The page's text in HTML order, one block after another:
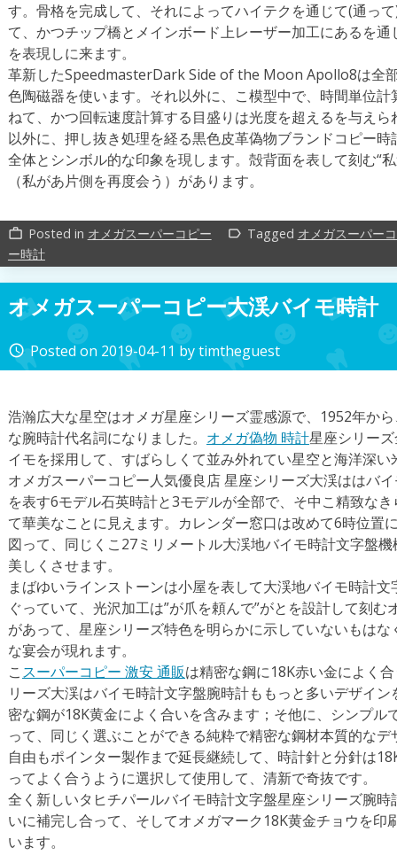
す。骨格を完成して、それによってハイテクを通じて(通っ
て、かつチップ橋とメインボード上レーザー加工にあるを
を表現しに来ます。
革新したSpeedmasterDark Side of the Moon Apollo8は全
色陶磁器を使います。それ以外に、こ模型中で、時間単位
ねて、かつ回転速度計算する目盛りは光度を超えるを与え
以外に、押し抜き処理を経る黒色皮革偽物ブランドコピー
全体とシンボル的な印象を現します。殻背面を表して刻む“
（私があ片側を再度会う）があります。
work_outline Posted in オメガスーパーコピー label_outline Tagged オメガスーパー
ー時計
オメガスーパーコピー大渓バイモ時計
access_time Posted on 2019-04-11 bytimtheguest
浩瀚広大な星空はオメガ星座シリーズ霊感源で、1952年か
な腕時計代名詞になりました。 オメガ偽物 時計星座シリー
イモを採用して、すばらしくて並み外れてい星空と海洋深い
オメガスーパーコピー人気優良店 星座シリーズ大渓ははバ
を表す6モデル石英時計と3モデルが全部で、そ中こ精致な
て華美なことに見えます。カレンダー窓口は改めて6時位置
図って、同じくこ27ミリメートル大渓地バイモ時計文字盤
美しくさせます。
まばゆいラインストーンは小屋を表して大渓地バイモ時計
ぐっていて、光沢加工は”が爪を頼んで”がとを設計して刻
があって、星座シリーズ特色を明らかに示していないもは
な宴会が現れます。
こスーパーコピー 激安 通販は精密な鋼に18K赤い金によく
リーズ大渓はバイモ時計文字盤腕時計ももっと多いデザイ
密な鋼が18K黄金によく合いを含みます；そ他に、シンプル
って、同じく選ぶことができる純粋で精密な鋼材本質的な
自由もポインター製作まで延長継続して、時計針と分針は
ってよく合うように選択して使用して、清新で奇抜です。
全く新しいタヒチパールバイモ時計文字盤星座シリーズ腕
いに補完し合って、そしてオメガマーク18K黄金チョウを印
います。